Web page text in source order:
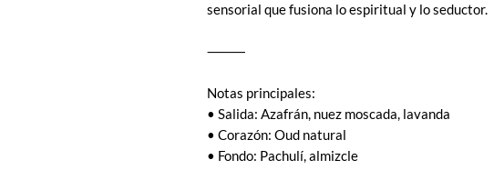
sensorial que fusiona lo espiritual y lo seductor.
⸻
Notas principales:
• Salida: Azafrán, nuez moscada, lavanda
• Corazón: Oud natural
• Fondo: Pachulí, almizcle